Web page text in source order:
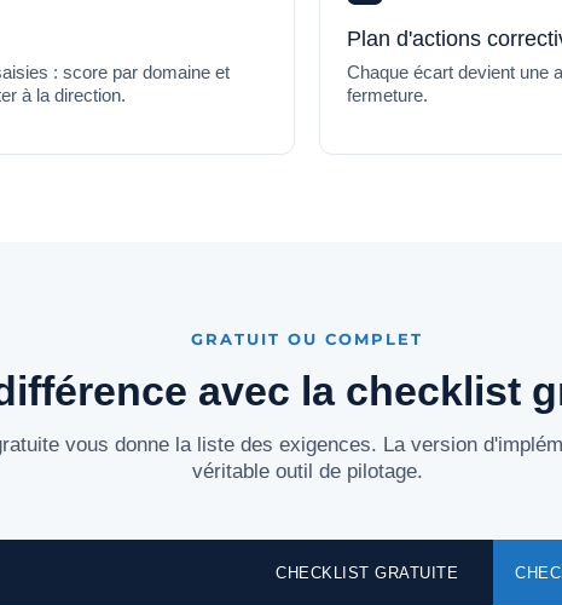
: score par domaine et
à la direction.
Plan d'actions
Chaque écart devient une
fermeture.
GRATUIT OU COMPLET
avec la checklist
vous donne la liste des exigences. La version
véritable outil de pilotage.
CHECKLIST GRATUITE